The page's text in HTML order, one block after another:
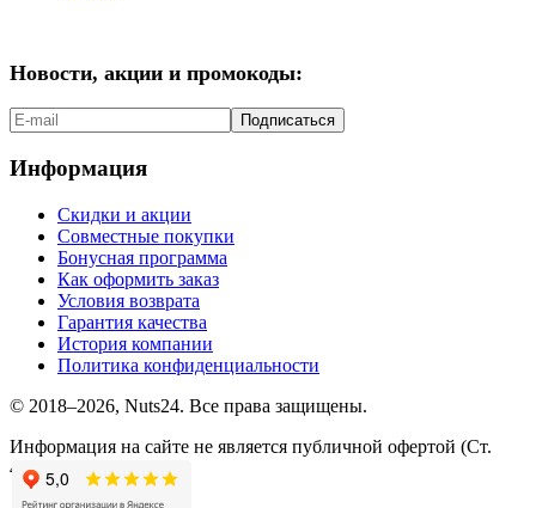
Новости, акции и промокоды:
Подписаться
Информация
Скидки и акции
Совместные покупки
Бонусная программа
Как оформить заказ
Условия возврата
Гарантия качества
История компании
Политика конфиденциальности
© 2018–2026, Nuts24. Все права защищены.
Информация на сайте не является публичной офертой (Ст.
437.2 ГК РФ).